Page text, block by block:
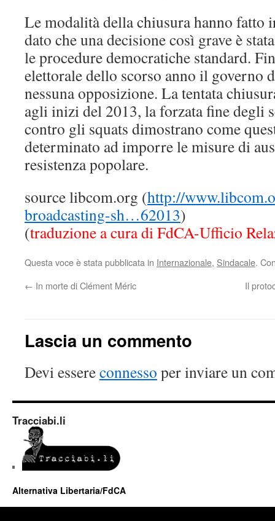
Le modalità della chiusura hanno fatto
dato che una decisione così grave è
le procedure democratiche standard.
elettorale dello scorso anno il governo
nessuna opposizione. La tentata
agli inizi del 2013, la forzata fine degli
contro gli squats dimostrano come
determinato ad imporre le misure di
resistenza popolare.
source libcom.org (http://
broadcasting-sh…62013)
(traduzione a cura di FdCA-Ufficio
Questa voce è stata pubblicata in Internazionale, Sindacale.
← In morte di Clément Méric Il
Lascia un commento
Devi essereconnesso per inviare un
Tracciabi.li
Alternativa Libertaria/FdCA